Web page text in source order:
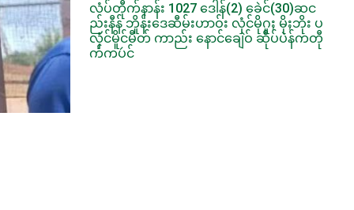
လံပ်တီုက်နာန်း 1027 ဒေါန်(2) ခေဲင်(30)ဆင
ည်းနီန် ဘိူန်းဒေဆီမ်းဟာဝ်း လှံင်မိုဂူႈ မိုႈဘိုး ပ
လှံင်မိူင်မီတ် ကာည်း နောင်ချေဲဝ် ဆီုပ်ပဲန်ကတီု
က်ကပဴင်